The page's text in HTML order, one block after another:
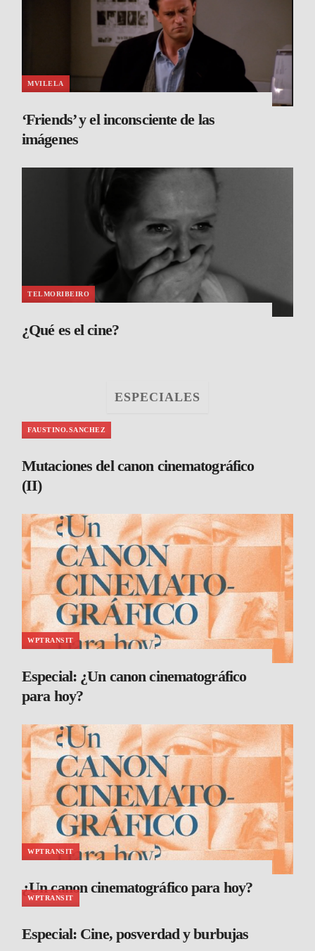
MVILELA
‘Friends’ y el inconsciente de las
imágenes
TELMORIBEIRO
¿Qué es el cine?
ESPECIALES
FAUSTINO.SANCHEZ
Mutaciones del canon cinematográfico
(II)
WPTRANSIT
Especial: ¿Un canon cinematográfico
para hoy?
WPTRANSIT
¿Un canon cinematográfico para hoy?
WPTRANSIT
Especial: Cine, posverdad y burbujas